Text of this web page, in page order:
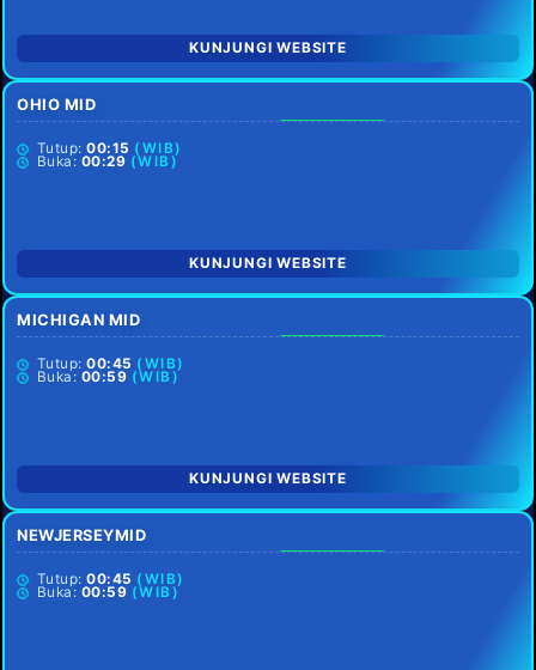
KUNJUNGI WEBSITE
OHIO MID
Tutup:00:15 (WIB)
Buka: 00:29 (WIB)
KUNJUNGI WEBSITE
MICHIGAN MID
Tutup:00:45 (WIB)
Buka: 00:59 (WIB)
KUNJUNGI WEBSITE
NEWJERSEYMID
Tutup:00:45 (WIB)
Buka: 00:59 (WIB)